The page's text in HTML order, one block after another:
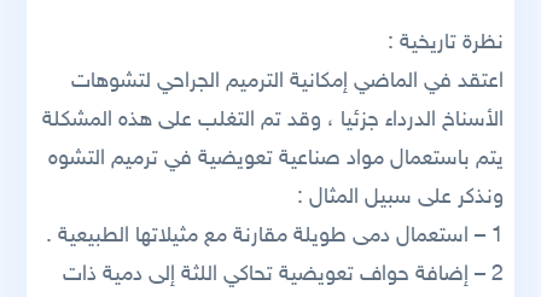
نظرة تاريخية :
اعتقد في الماضي إمكانية الترميم الجراحي لتشوهات
الأسناخ الدرداء جزئيا ، وقد تم التغلب على هذه المشكلة
يتم باستعمال مواد صناعية تعويضية في ترميم التشوه
ونذكر على سبيل المثال :
1 – استعمال دمى طويلة مقارنة مع مثيلاتها الطبيعية .
2 – إضافة حواف تعويضية تحاكي اللثة إلى دمية ذات